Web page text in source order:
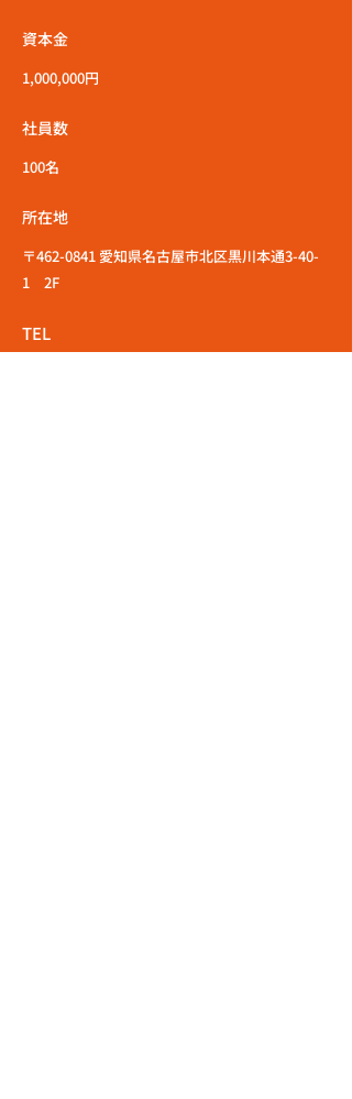
資本金
1,000,000円
社員数
100名
所在地
〒462-0841 愛知県名古屋市北区黒川本通3-40-
1 2F
TEL